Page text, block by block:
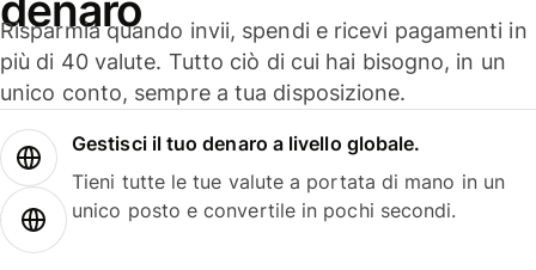
Risparmia quando invii, spendi e ricevi pagamenti in
più di 40 valute. Tutto ciò di cui hai bisogno, in un
unico conto, sempre a tua disposizione.
Gestisci il tuo denaro a livello globale.
Tieni tutte le tue valute a portata di mano in un
unico posto e convertile in pochi secondi.